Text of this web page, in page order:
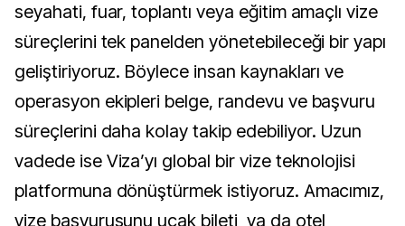
seyahati, fuar, toplantı veya eğitim amaçlı vize
süreçlerini tek panelden yönetebileceği bir yapı
geliştiriyoruz. Böylece insan kaynakları ve
operasyon ekipleri belge, randevu ve başvuru
süreçlerini daha kolay takip edebiliyor. Uzun
vadede ise Viza’yı global bir vize teknolojisi
platformuna dönüştürmek istiyoruz. Amacımız,
vize başvurusunu uçak bileti ya da otel